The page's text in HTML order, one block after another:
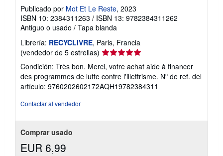
Publicado por Mot Et Le Reste, 2023
ISBN 10: 2384311263 / ISBN 13: 9782384311262
Antiguo o usado / Tapa blanda
Librería: RECYCLIVRE, Paris, Francia
(vendedor de 5 estrellas) Calificación
del
vendedor:
5
de
Condición: Très bon. Merci, votre achat aide à financer
des programmes de lutte contre l'illettrisme. Nº de ref. del
artículo: 9760202602172AQH19782384311
Contactar al vendedor
Comprar usado
EUR 6,99